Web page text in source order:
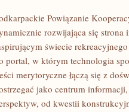
Powiązanie
rozwijająca się strona
świecie
portal, w którym technologia
merytoryczne łączą się z
jako centrum
od kwestii